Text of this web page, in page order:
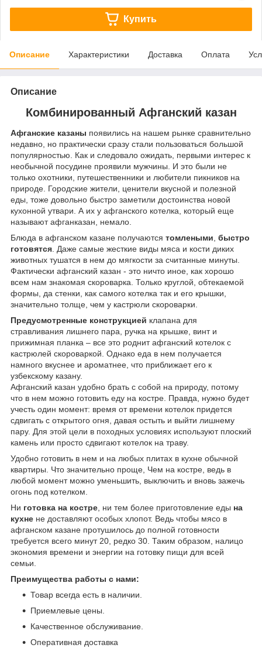
Купить
Описание Характеристики Доставка Оплата
Описание
Комбинированный Афганский казан
Афганские казаны появились на нашем рынке сравнительно
недавно, но практически сразу стали пользоваться большой
популярностью. Как и следовало ожидать, первыми интерес к
необычной посудине проявили мужчины. И это были не
только охотники, путешественники и любители пикников на
природе. Городские жители, ценители вкусной и полезной
еды, тоже довольно быстро заметили достоинства новой
кухонной утвари. А их у афганского котелка, который еще
называют афганказан, немало.
Блюда в афганском казане получаются томлеными, быстро
готовятся. Даже самые жесткие виды мяса и кости диких
животных тушатся в нем до мягкости за считанные минуты.
Фактически афганский казан - это ничто иное, как хорошо
всем нам знакомая скороварка. Только круглой, обтекаемой
формы, да стенки, как самого котелка так и его крышки,
значительно толще, чем у кастрюли скороварки.
Предусмотренные конструкцией клапана для
стравливания лишнего пара, ручка на крышке, винт и
прижимная планка – все это роднит афганский котелок с
кастрюлей скороваркой. Однако еда в нем получается
намного вкуснее и ароматнее, что приближает его к
узбекскому казану.
Афганский казан удобно брать с собой на природу, потому
что в нем можно готовить еду на костре. Правда, нужно будет
учесть один момент: время от времени котелок придется
сдвигать с открытого огня, давая остыть и выйти лишнему
пару. Для этой цели в походных условиях используют плоский
камень или просто сдвигают котелок на траву.
Удобно готовить в нем и на любых плитах в кухне обычной
квартиры. Что значительно проще, Чем на костре, ведь в
любой момент можно уменьшить, выключить и вновь зажечь
огонь под котелком.
Ни готовка на костре, ни тем более приготовление еды на
кухне не доставляют особых хлопот. Ведь чтобы мясо в
афганском казане протушилось до полной готовности
требуется всего минут 20, редко 30. Таким образом, налицо
экономия времени и энергии на готовку пищи для всей
семьи.
Преимущества работы с нами:
Товар всегда есть в наличии.
Приемлевые цены.
Качественное обслуживание.
Оперативная доставка